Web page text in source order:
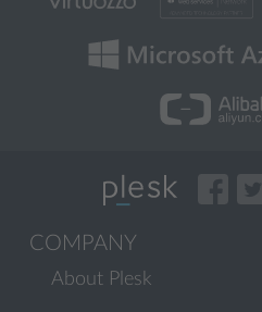
COMPANY
About Plesk